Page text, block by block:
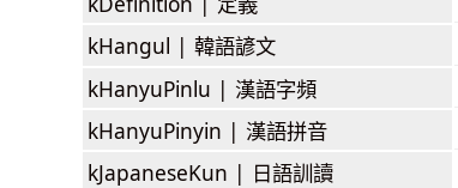
kHangul | 韓語諺文
kHanyuPinlu | 漢語字頻
kHanyuPinyin | 漢語拼音
kJapaneseKun | 日語訓讀